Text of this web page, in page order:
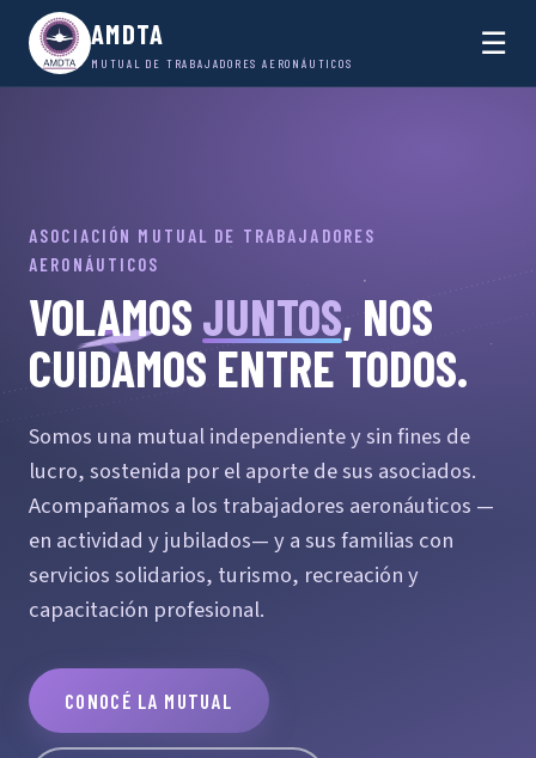
AMDTA
MUTUAL DE TRABAJADORES AERONÁUTICOS
☰
ASOCIACIÓN MUTUAL DE TRABAJADORES
AERONÁUTICOS
VOLAMOS JUNTOS, NOS
CUIDAMOS ENTRE TODOS.
Somos una mutual independiente y sin fines de
lucro, sostenida por el aporte de sus asociados.
Acompañamos a los trabajadores aeronáuticos —
en actividad y jubilados— y a sus familias con
servicios solidarios, turismo, recreación y
capacitación profesional.
CONOCÉ LA MUTUAL